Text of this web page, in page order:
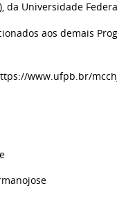
da Universidade
aos demais
www.ufpb.br/